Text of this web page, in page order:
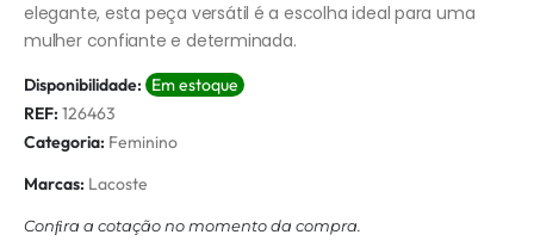
elegante, esta peça versátil é a escolha ideal para uma
mulher confiante e determinada.
Disponibilidade: Em estoque
REF: 126463
Categoria: Feminino
Marcas: Lacoste
Conﬁra a cotação no momento da compra.